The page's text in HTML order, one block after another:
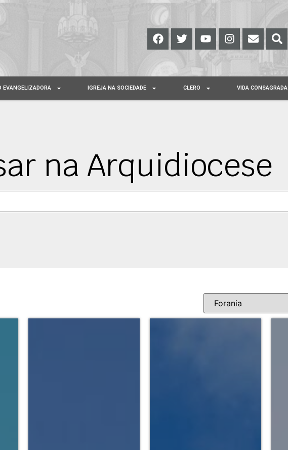
EVANGELIZADORA IGREJA NA SOCIEDADE CLERO VIDA CONSAGRADA
na Arquidiocese